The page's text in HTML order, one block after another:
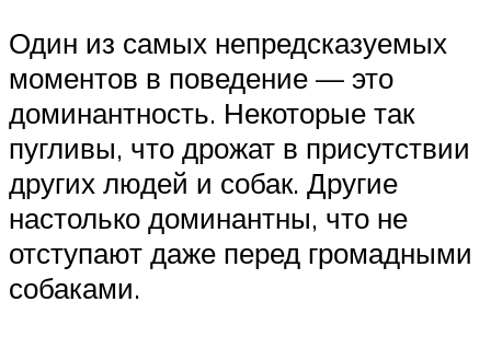
Один из самых непредсказуемых
моментов в поведение — это
доминантность. Некоторые так
пугливы, что дрожат в присутствии
других людей и собак. Другие
настолько доминантны, что не
отступают даже перед громадными
собаками.